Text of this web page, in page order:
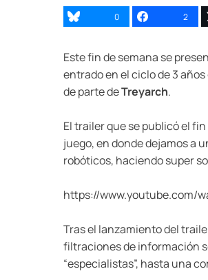
0 2
Este fin de semana se
entrado en el ciclo de 3
de parte deTreyarch.
El trailer que se publicó el
juego, en donde dejamos a
robóticos, haciendo super
https://www.youtube.com/
Tras el lanzamiento del
filtraciones de información
“especialistas”, hasta una